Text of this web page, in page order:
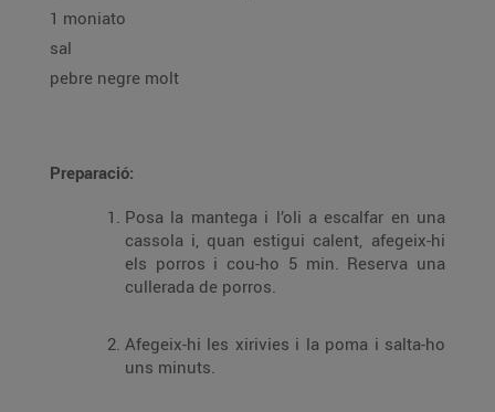
1 moniato
sal
pebre negre molt
Preparació:
Posa la mantega i l’oli a escalfar en una
cassola i, quan estigui calent, afegeix-hi
els porros i cou-ho 5 min. Reserva una
cullerada de porros.
Afegeix-hi les xirivies i la poma i salta-ho
uns minuts.